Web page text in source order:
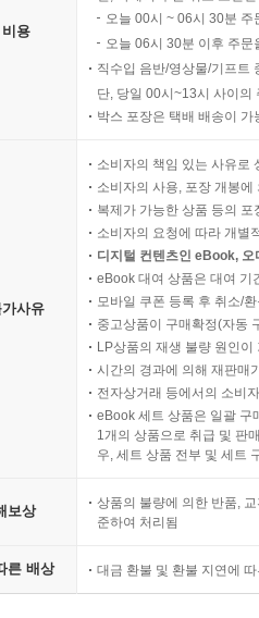
용
오늘 00시 ~ 06시 30분
오늘 06시 30분 이후 주
직수입 음반/영상물/기프트
단, 당일 00시~13시 사이의
박스 포장은 택배 배송이
사유
소비자의 책임 있는 사유로
소비자의 사용, 포장 개봉
복제가 가능한 상품 등의
소비자의 요청에 따라 개별
디지털 컨텐츠인 eBook,
eBook 대여 상품은 대여 기
모바일 쿠폰 등록 후 취소/
중고상품이 구매확정(자동
LP상품의 재생 불량 원인
시간의 경과에 의해 재판매
전자상거래 등에서의 소비
eBook 세트 상품은 일괄 구
1개의 상품으로 취급 및 판
우, 세트 상품 전부 및 세트
보상
상품의 불량에 의한 반품,
준하여 처리됨
른 배상 대금 환불 및 환불 지연에